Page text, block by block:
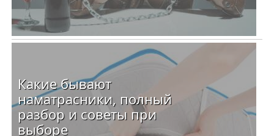
Какие бывают
наматрасники, полный
разбор и советы при
выборе